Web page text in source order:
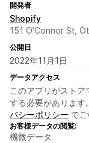
開発者
Shopify
151 O’Connor St,
公開日
2022年11月1日
データアクセス
このアプリがストア
する必要があります
バシーポリシー でご
お客様データの閲覧:
機微データ